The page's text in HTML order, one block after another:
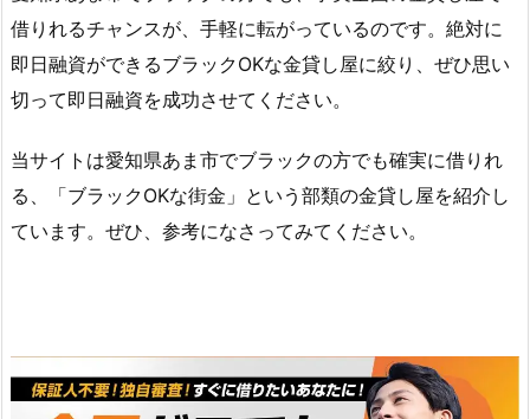
借りれるチャンスが、手軽に転がっているのです。絶対に
即日融資ができるブラックOKな金貸し屋に絞り、ぜひ思い
切って即日融資を成功させてください。
当サイトは愛知県あま市でブラックの方でも確実に借りれ
る、「ブラックOKな街金」という部類の金貸し屋を紹介し
ています。ぜひ、参考になさってみてください。